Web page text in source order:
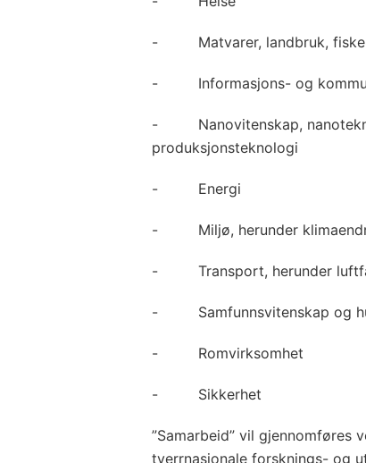
- Matvarer, landbruk,
- Informasjons- og
- Nanovitenskap,
produksjonsteknologi
- Energi
- Miljø, herunder
- Transport, herunder
- Samfunnsvitenskap og
- Romvirksomhet
- Sikkerhet
”Samarbeid” vil
tverrnasjonale forsknings- og